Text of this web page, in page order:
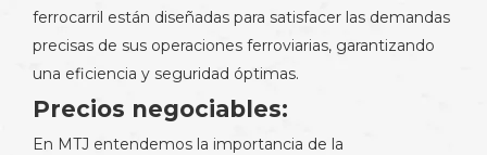
ferrocarril están diseñadas para satisfacer las demandas
precisas de sus operaciones ferroviarias, garantizando
una eficiencia y seguridad óptimas.
Precios negociables:
En MTJ entendemos la importancia de la